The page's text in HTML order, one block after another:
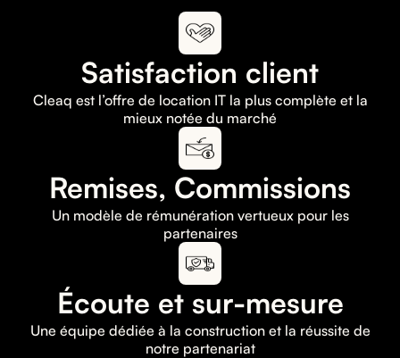
Satisfaction client
Cleaq est l’offre de location IT la plus complète et la
mieux notée du marché
Remises, Commissions
Un modèle de rémunération vertueux pour les
partenaires
Écoute et sur-mesure
Une équipe dédiée à la construction et la réussite de
notre partenariat